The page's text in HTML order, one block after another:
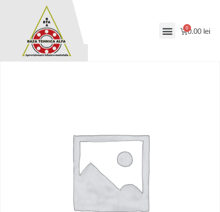
0.00 lei